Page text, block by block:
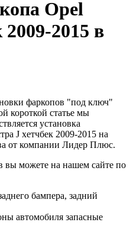
Opel
2015 в
фаркопов "под ключ"
короткой статье мы
установка
J хетчбек 2009-2015 на
от компании Лидер Плюс.
вы можете на нашем сайте по
бампера, задний
автомобиля запасные